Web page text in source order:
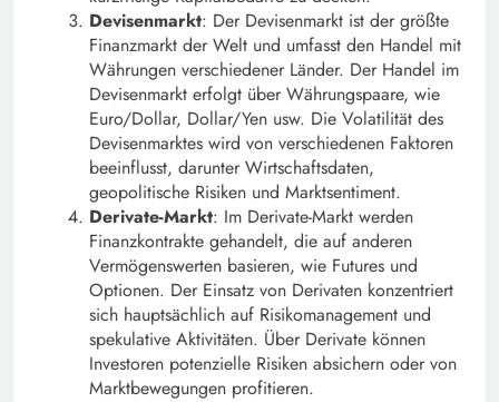
Devisenmarkt: Der Devisenmarkt ist der größte
Finanzmarkt der Welt und umfasst den Handel mit
Währungen verschiedener Länder. Der Handel im
Devisenmarkt erfolgt über Währungspaare, wie
Euro/Dollar, Dollar/Yen usw. Die Volatilität des
Devisenmarktes wird von verschiedenen Faktoren
beeinflusst, darunter Wirtschaftsdaten,
geopolitische Risiken und Marktsentiment.
Derivate-Markt: Im Derivate-Markt werden
Finanzkontrakte gehandelt, die auf anderen
Vermögenswerten basieren, wie Futures und
Optionen. Der Einsatz von Derivaten konzentriert
sich hauptsächlich auf Risikomanagement und
spekulative Aktivitäten. Über Derivate können
Investoren potenzielle Risiken absichern oder von
Marktbewegungen profitieren.